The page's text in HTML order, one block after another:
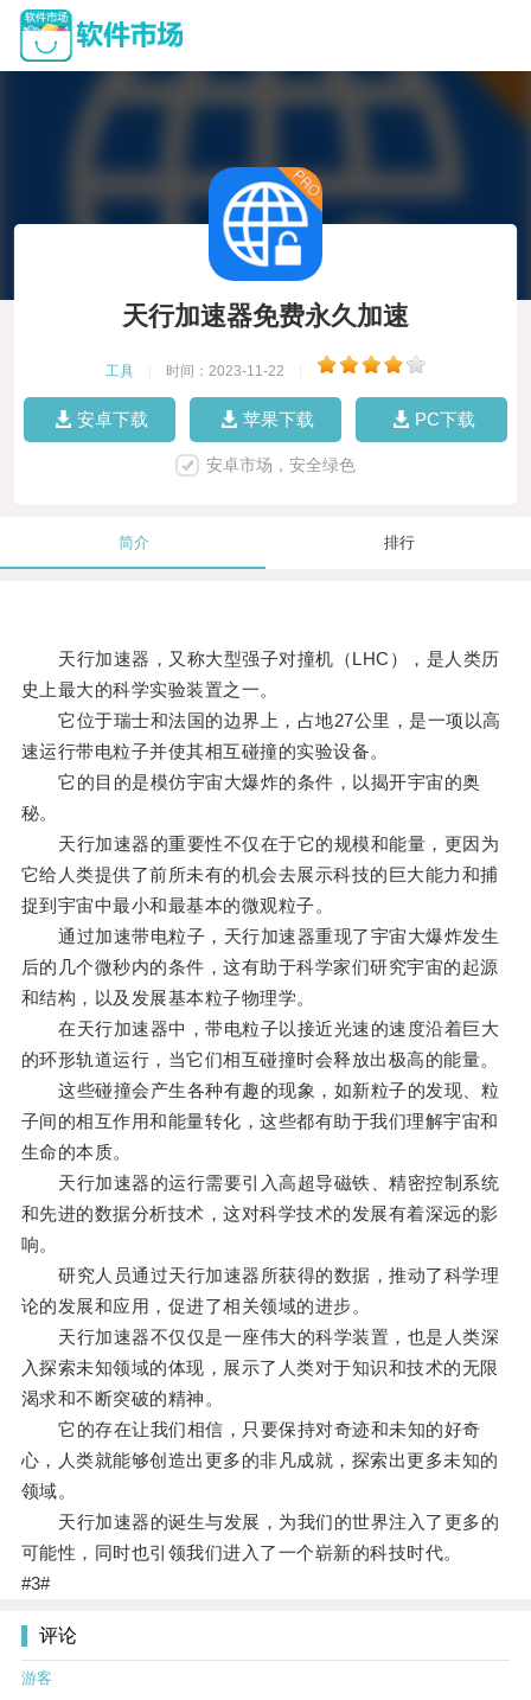
天行加速器免费永久加速
工具 时间：2023-11-22
安卓下载 苹果下载 PC下载
安卓市场，安全绿色
简介 排行
天行加速器，又称大型强子对撞机（LHC），是人类历
史上最大的科学实验装置之一。
它位于瑞士和法国的边界上，占地27公里，是一项以高
速运行带电粒子并使其相互碰撞的实验设备。
它的目的是模仿宇宙大爆炸的条件，以揭开宇宙的奥
秘。
天行加速器的重要性不仅在于它的规模和能量，更因为
它给人类提供了前所未有的机会去展示科技的巨大能力和捕
捉到宇宙中最小和最基本的微观粒子。
通过加速带电粒子，天行加速器重现了宇宙大爆炸发生
后的几个微秒内的条件，这有助于科学家们研究宇宙的起源
和结构，以及发展基本粒子物理学。
在天行加速器中，带电粒子以接近光速的速度沿着巨大
的环形轨道运行，当它们相互碰撞时会释放出极高的能量。
这些碰撞会产生各种有趣的现象，如新粒子的发现、粒
子间的相互作用和能量转化，这些都有助于我们理解宇宙和
生命的本质。
天行加速器的运行需要引入高超导磁铁、精密控制系统
和先进的数据分析技术，这对科学技术的发展有着深远的影
响。
研究人员通过天行加速器所获得的数据，推动了科学理
论的发展和应用，促进了相关领域的进步。
天行加速器不仅仅是一座伟大的科学装置，也是人类深
入探索未知领域的体现，展示了人类对于知识和技术的无限
渴求和不断突破的精神。
它的存在让我们相信，只要保持对奇迹和未知的好奇
心，人类就能够创造出更多的非凡成就，探索出更多未知的
领域。
天行加速器的诞生与发展，为我们的世界注入了更多的
可能性，同时也引领我们进入了一个崭新的科技时代。
#3#
评论
游客